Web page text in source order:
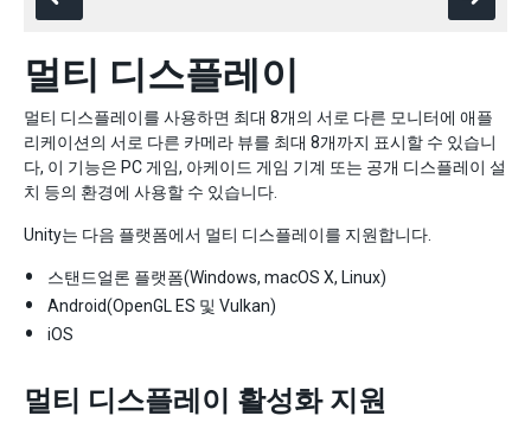
멀티 디스플레이
멀티 디스플레이를 사용하면 최대 8개의 서로 다른 모니터에 애플
리케이션의 서로 다른 카메라 뷰를 최대 8개까지 표시할 수 있습니
다, 이 기능은 PC 게임, 아케이드 게임 기계 또는 공개 디스플레이 설
치 등의 환경에 사용할 수 있습니다.
Unity는 다음 플랫폼에서 멀티 디스플레이를 지원합니다.
스탠드얼론 플랫폼(Windows, macOS X, Linux)
Android(OpenGL ES 및 Vulkan)
iOS
멀티 디스플레이 활성화 지원